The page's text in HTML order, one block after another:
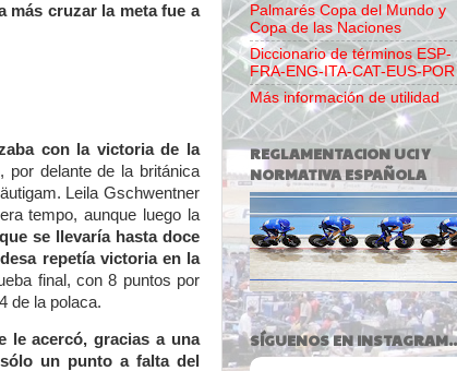
más cruzar la meta fue a
con la victoria de la
, por delante de la británica
Leila Gschwentner
tempo, aunque luego la
se llevaría hasta doce
repetía victoria en la
final, con 8 puntos por
de la polaca.
le acercó, gracias a una
un punto a falta del
Palmarés Copa del Mundo y
Copa de las Naciones
Diccionario de términos ESP-
FRA-ENG-ITA-CAT-EUS-POR
Más información de utilidad
REGLAMENTACION UCI Y
NORMATIVA ESPAÑOLA
SÍGUENOS EN